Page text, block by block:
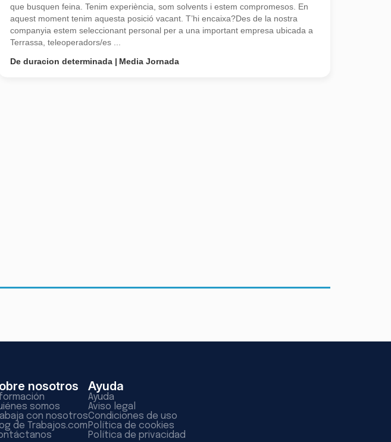
que busquen feina. Tenim experiència, som solvents i estem compromesos. En
aquest moment tenim aquesta posició vacant. T’hi encaixa?Des de la nostra
companyia estem seleccionant personal per a una important empresa ubicada a
Terrassa, teleoperadors/es ...
De duracion determinada
Media Jornada
nosotros
somos
con nosotros
de Trabajos.com
Ayuda
Ayuda
Aviso legal
Condiciones de uso
Política de cookies
Política de privacidad